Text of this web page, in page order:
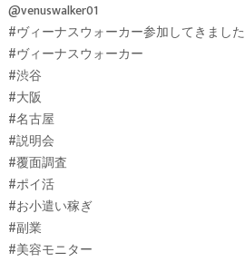
@venuswalker01
#ヴィーナスウォーカー参加してきました
#ヴィーナスウォーカー
#渋谷
#大阪
#名古屋
#説明会
#覆面調査
#ポイ活
#お小遣い稼ぎ
#副業
#美容モニター